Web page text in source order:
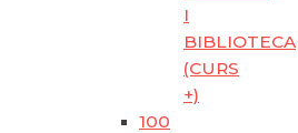
I
BIBLIOTECA
(CURS
+)
100